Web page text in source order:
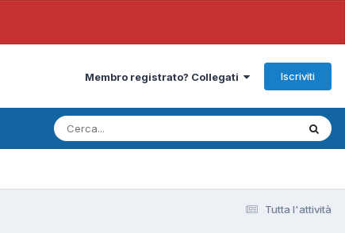
Membro registrato? Collegati Iscriviti
Tutta l'attività